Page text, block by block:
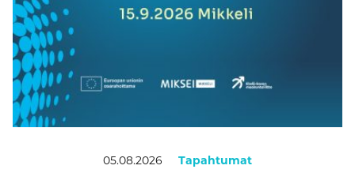
05.08.2026 Tapahtumat